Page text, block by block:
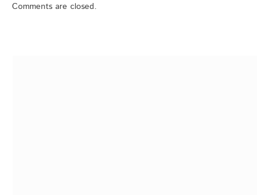
Comments are closed.